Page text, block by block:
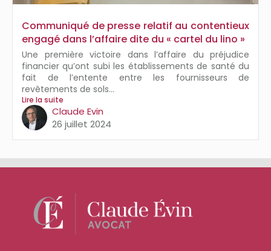
Communiqué de presse relatif au contentieux
engagé dans l’affaire dite du « cartel du lino »
Une première victoire dans l’affaire du préjudice
financier qu’ont subi les établissements de santé du
fait de l’entente entre les fournisseurs de
revêtements de sols...
Lire la suite
Claude Evin
26 juillet 2024